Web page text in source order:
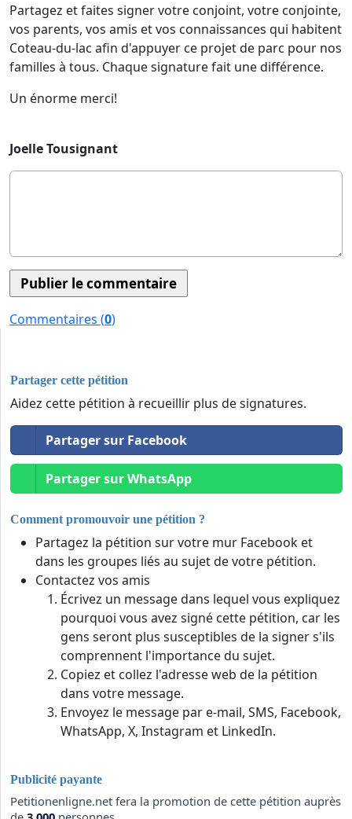
Partagez et faites signer votre conjoint, votre conjointe,
vos parents, vos amis et vos connaissances qui habitent
Coteau-du-lac afin d'appuyer ce projet de parc pour nos
familles à tous. Chaque signature fait une différence.
Un énorme merci!
Joelle Tousignant
Commentaires (0)
Partager cette pétition
Aidez cette pétition à recueillir plus de signatures.
Partager sur Facebook
Partager sur WhatsApp
Comment promouvoir une pétition ?
Partagez la pétition sur votre mur Facebook et
dans les groupes liés au sujet de votre pétition.
Contactez vos amis
Écrivez un message dans lequel vous expliquez
pourquoi vous avez signé cette pétition, car les
gens seront plus susceptibles de la signer s'ils
comprennent l'importance du sujet.
Copiez et collez l'adresse web de la pétition
dans votre message.
Envoyez le message par e-mail, SMS, Facebook,
WhatsApp, X, Instagram et LinkedIn.
Publicité payante
Petitionenligne.net fera la promotion de cette pétition auprès